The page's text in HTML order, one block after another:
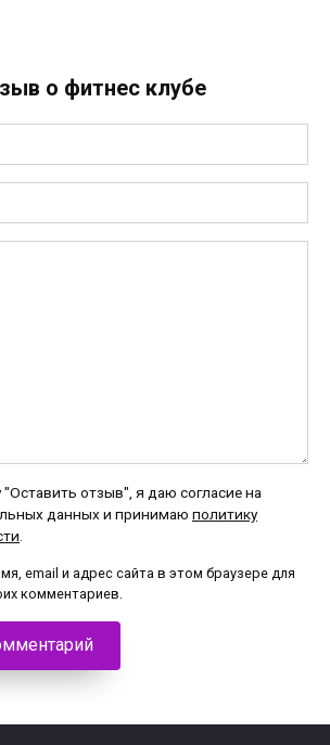
о фитнес клубе
отзыв", я даю согласие на
данных и принимаю политику
email и адрес сайта в этом браузере для
комментариев.